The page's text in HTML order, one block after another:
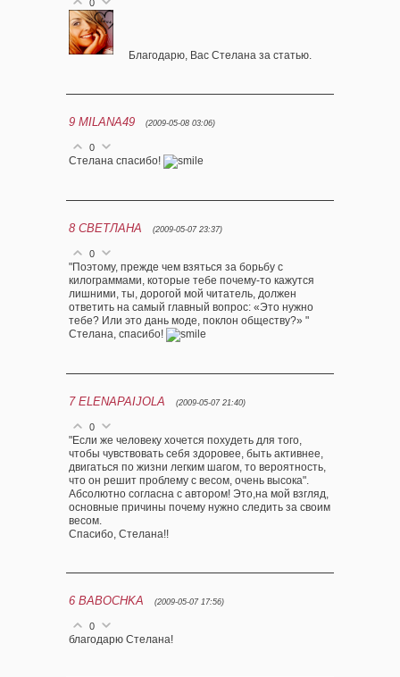
0
Благодарю, Вас Стелана за статью.
9 MILANA49 (2009-05-08 03:06)
0
Стелана спасибо!
8 СВЕТЛАНА (2009-05-07 23:37)
0
"Поэтому, прежде чем взяться за борьбу с
килограммами, которые тебе почему-то кажутся
лишними, ты, дорогой мой читатель, должен
ответить на самый главный вопрос: «Это нужно
тебе? Или это дань моде, поклон обществу?» "
Стелана, спасибо!
7 ELENAPAIJOLA (2009-05-07 21:40)
0
"Если же человеку хочется похудеть для того,
чтобы чувствовать себя здоровее, быть активнее,
двигаться по жизни легким шагом, то вероятность,
что он решит проблему с весом, очень высока".
Абсолютно согласна с автором! Это,на мой взгляд,
основные причины почему нужно следить за своим
весом.
Спасибо, Стелана!!
6 BABOCHKA (2009-05-07 17:56)
0
благодарю Стелана!